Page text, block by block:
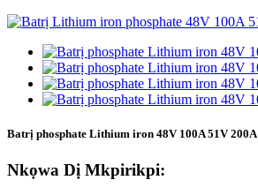
Batrị phosphate Lithium iron 48V 100A 51V 200A
Nkọwa Dị Mkpirikpi: